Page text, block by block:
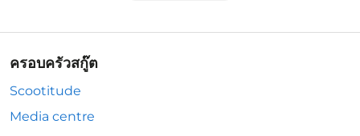
ครอบครัวสกู๊ต
Scootitude
Media centre